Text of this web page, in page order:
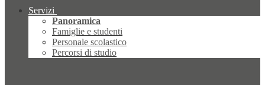
Servizi
Panoramica
Famiglie e studenti
Personale scolastico
Percorsi di studio